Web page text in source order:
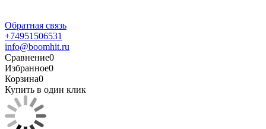
Обратная связь
+74951506531
info@boomhit.ru
Сравнение0
Избранное0
Корзина0
Купить в один клик